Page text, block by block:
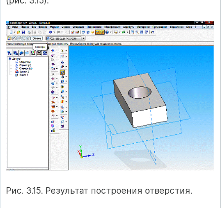
Рис. 3.15. Результат построения отверстия.